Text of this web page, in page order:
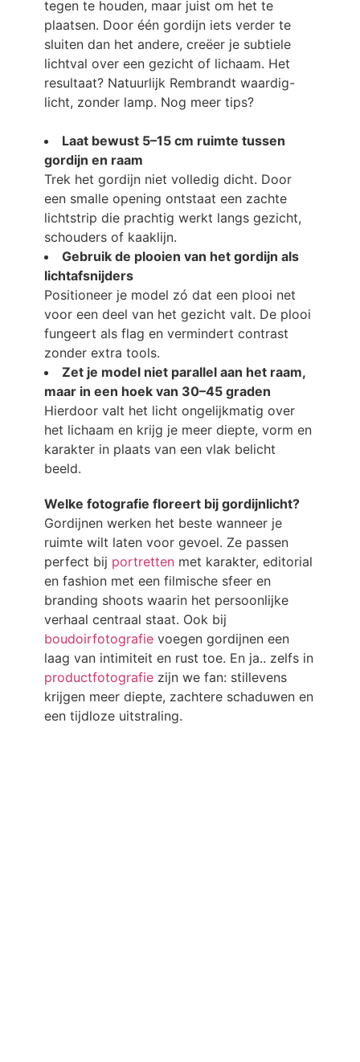
tegen te houden, maar juist om het te
plaatsen. Door één gordijn iets verder te
sluiten dan het andere, creëer je subtiele
lichtval over een gezicht of lichaam. Het
resultaat? Natuurlijk Rembrandt waardig-
licht, zonder lamp. Nog meer tips?
Laat bewust 5–15 cm ruimte tussen
gordijn en raam
Trek het gordijn niet volledig dicht. Door
een smalle opening ontstaat een zachte
lichtstrip die prachtig werkt langs gezicht,
schouders of kaaklijn.
Gebruik de plooien van het gordijn als
lichtafsnijders
Positioneer je model zó dat een plooi net
voor een deel van het gezicht valt. De plooi
fungeert als flag en vermindert contrast
zonder extra tools.
Zet je model niet parallel aan het raam,
maar in een hoek van 30–45 graden
Hierdoor valt het licht ongelijkmatig over
het lichaam en krijg je meer diepte, vorm en
karakter in plaats van een vlak belicht
beeld.
Welke fotografie floreert bij gordijnlicht?
Gordijnen werken het beste wanneer je
ruimte wilt laten voor gevoel. Ze passen
perfect bij portretten met karakter, editorial
en fashion met een filmische sfeer en
branding shoots waarin het persoonlijke
verhaal centraal staat. Ook bij
boudoirfotografie voegen gordijnen een
laag van intimiteit en rust toe. En ja.. zelfs in
productfotografie zijn we fan: stillevens
krijgen meer diepte, zachtere schaduwen en
een tijdloze uitstraling.